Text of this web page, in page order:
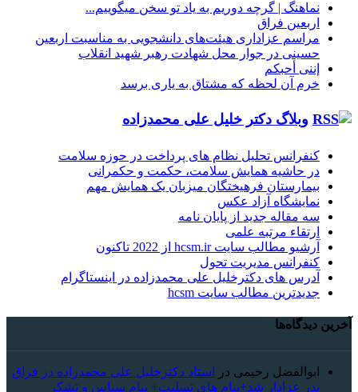
نماهنگ |‌ گرچه دوریم به یاد تو سخن میگوییم...
اربعین فراق
مراسم عزاداری هیئت‌های دانشجویی به مناسبت اربعین
حسینی در جوار محل شهادت رهبر شهید انقلاب
إننی أحبکم
خرم آن لحظه که مشتاق به یاری برسد
وبلاگ دکتر خلیل علی محمدزاده
کنفرانس تحلیل نظام های پرداخت در حوزه سلامت
در حاشیه همایش سلامت، حکمت و حکمرانی
بیمارستان فرهیختگان میزبان یک همایش مهم
نمایشگاه آزاد عکس
سه مقاله جدید از پایان نامه
ارتقاء مرتبه علمی
آرشیو مطالب سایت hcsm.ir از 2022 تاکنون
کنفرانس مدیریت تحول
آدرس های دکترخلیل علی محمدزاده در اینستاگرام
جدیدترین مطالب سایت hcsm
آخرین دیدگاه‌ها
ابوالفضل رحیمی در
استاد دکترخلیل علی محمدزاده در فراق
پدر عزادار شد+پیام های تسلیت+ پیام سپاس و تشکر